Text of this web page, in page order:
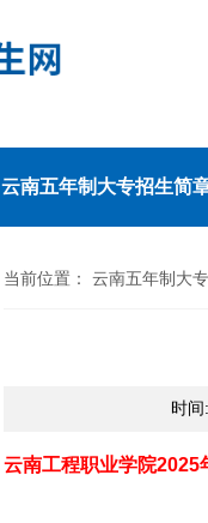
云南五年制大专招生简
当前位置： 云南五年制大
时
云南工程职业学院2025